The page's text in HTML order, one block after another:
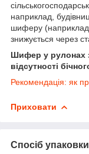
наприклад,
шиферу
знижується через
Шифер у рулонах
відсутності
Рекомендація: як
Приховати
Спосіб упаковки